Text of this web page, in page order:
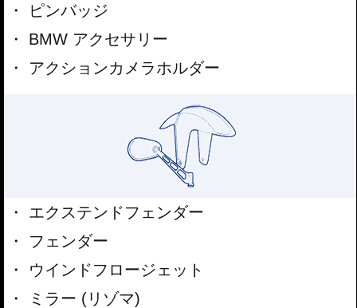
ピンバッジ
BMW アクセサリー
アクションカメラホルダー
エクステンドフェンダー
フェンダー
ウインドフロージェット
ミラー (リゾマ)